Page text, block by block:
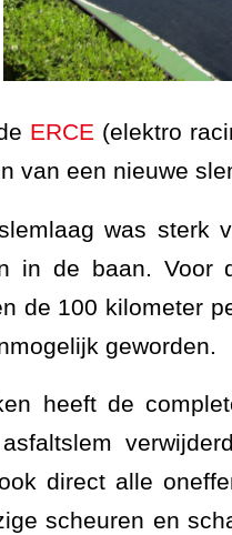
ERCE (elektro
van een nieuwe
was sterk
in de baan. Voor
de 100 kilometer
geworden.
heeft de
direct alle
scheuren en